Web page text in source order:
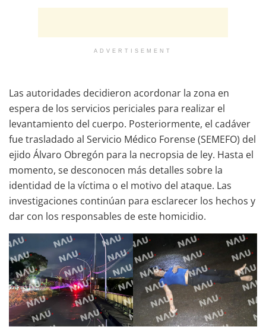
ADVERTISEMENT
Las autoridades decidieron acordonar la zona en
espera de los servicios periciales para realizar el
levantamiento del cuerpo. Posteriormente, el cadáver
fue trasladado al Servicio Médico Forense (SEMEFO) del
ejido Álvaro Obregón para la necropsia de ley. Hasta el
momento, se desconocen más detalles sobre la
identidad de la víctima o el motivo del ataque. Las
investigaciones continúan para esclarecer los hechos y
dar con los responsables de este homicidio.